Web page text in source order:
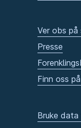
Ver obs på
Presse
Finn oss
Bruke